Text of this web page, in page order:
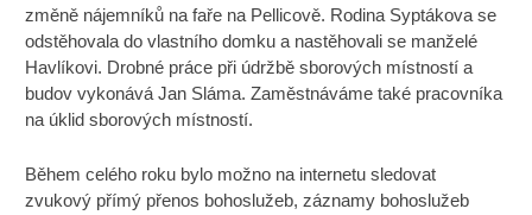
změně nájemníků na faře na Pellicově. Rodina Syptákova se
odstěhovala do vlastního domku a nastěhovali se manželé
Havlíkovi. Drobné práce při údržbě sborových místností a
budov vykonává Jan Sláma. Zaměstnáváme také pracovníka
na úklid sborových místností.
Během celého roku bylo možno na internetu sledovat
zvukový přímý přenos bohoslužeb, záznamy bohoslužeb